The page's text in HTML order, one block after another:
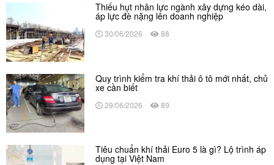
Thiếu hụt nhân lực ngành xây dựng kéo dài,
áp lực đè nặng lên doanh nghiệp
30/06/2026 88
Quy trình kiểm tra khí thải ô tô mới nhất, chủ
xe cần biết
29/06/2026 89
Tiêu chuẩn khí thải Euro 5 là gì? Lộ trình áp
dụng tại Việt Nam